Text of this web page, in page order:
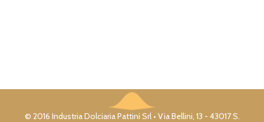
© 2016 Industria Dolciaria Pattini Srl • Via Bellini, 13 - 43017 S.